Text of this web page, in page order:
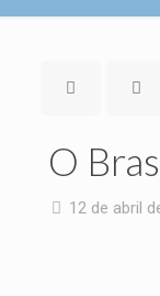
O
12 de abril